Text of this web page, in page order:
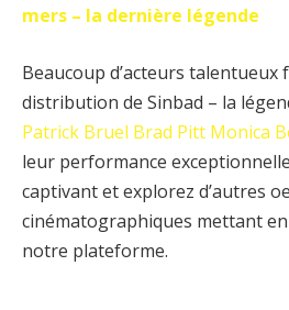
mers – la dernière légende
Beaucoup d’acteurs talentueux
distribution de Sinbad – la
Patrick Bruel Brad Pitt Monica
leur performance
captivant et explorez d’autres
cinématographiques mettant
notre plateforme.